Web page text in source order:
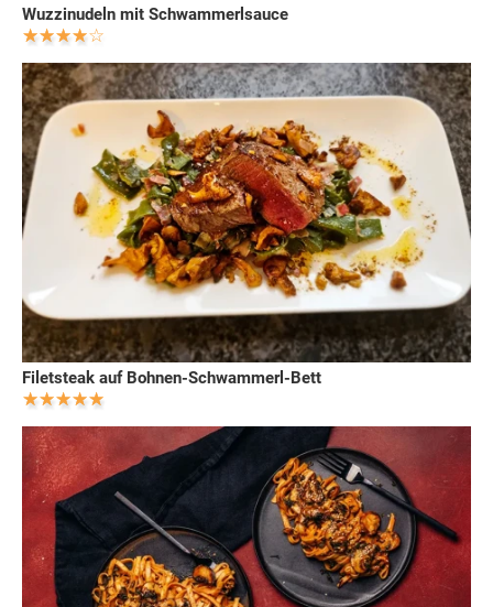
Wuzzinudeln mit Schwammerlsauce
Filetsteak auf Bohnen-Schwammerl-Bett